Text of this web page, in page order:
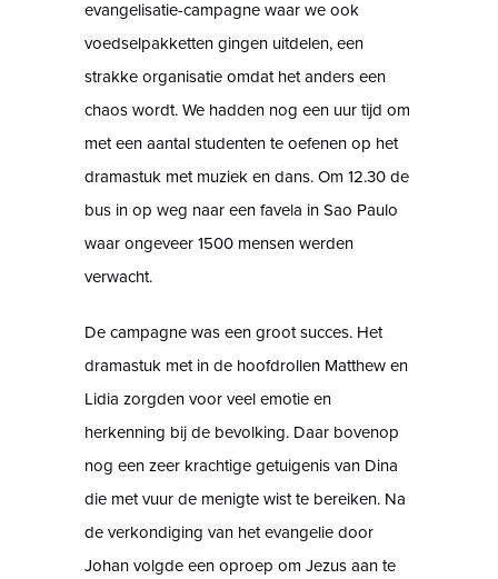
evangelisatie-campagne waar we ook
voedselpakketten gingen uitdelen, een
strakke organisatie omdat het anders een
chaos wordt. We hadden nog een uur tijd om
met een aantal studenten te oefenen op het
dramastuk met muziek en dans. Om 12.30 de
bus in op weg naar een favela in Sao Paulo
waar ongeveer 1500 mensen werden
verwacht.
De campagne was een groot succes. Het
dramastuk met in de hoofdrollen Matthew en
Lidia zorgden voor veel emotie en
herkenning bij de bevolking. Daar bovenop
nog een zeer krachtige getuigenis van Dina
die met vuur de menigte wist te bereiken. Na
de verkondiging van het evangelie door
Johan volgde een oproep om Jezus aan te